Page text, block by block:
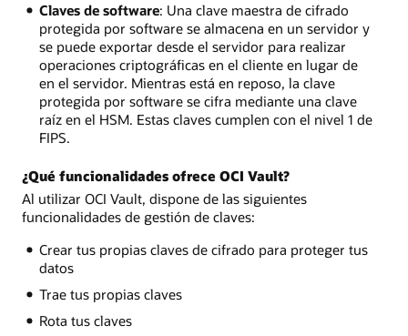
Claves de software: Una clave maestra de cifrado
protegida por software se almacena en un servidor y
se puede exportar desde el servidor para realizar
operaciones criptográficas en el cliente en lugar de
en el servidor. Mientras está en reposo, la clave
protegida por software se cifra mediante una clave
raíz en el HSM. Estas claves cumplen con el nivel 1 de
FIPS.
¿Qué funcionalidades ofrece OCI Vault?
Al utilizar OCI Vault, dispone de las siguientes
funcionalidades de gestión de claves:
Crear tus propias claves de cifrado para proteger tus
datos
Trae tus propias claves
Rota tus claves